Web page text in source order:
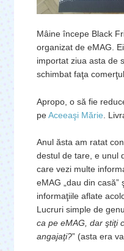
Mâine începe Black
organizat de eMAG.
importat ziua asta de
schimbat faţa
Apropo, o să fie
pe Aceeaşi Mărie .
Anul ăsta am ratat
destul de tare, e unul
care vezi multe
eMAG „dau din
informaţiile aflate
Lucruri simple de
ca pe eMAG, dar ştiţi
angajaţi?” (asta era